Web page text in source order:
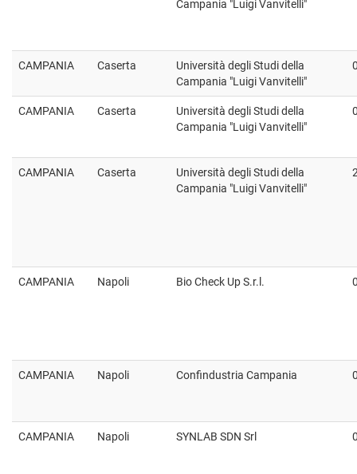
Campania "Luigi Vanvitelli"
CAMPANIA Caserta
Università degli Studi della
Campania "Luigi Vanvitelli"
CAMPANIA Caserta
Università degli Studi della
Campania "Luigi Vanvitelli"
CAMPANIA Caserta
Università degli Studi della
Campania "Luigi Vanvitelli"
CAMPANIA Napoli Bio Check Up S.r.l.
CAMPANIA Napoli Confindustria Campania
CAMPANIA Napoli SYNLAB SDN Srl